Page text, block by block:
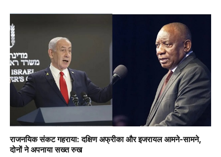
राजनयिक संकट गहराया: दक्षिण अफ्रीका और इजरायल आमने-सामने,
दोनों ने अपनाया सख्त रुख